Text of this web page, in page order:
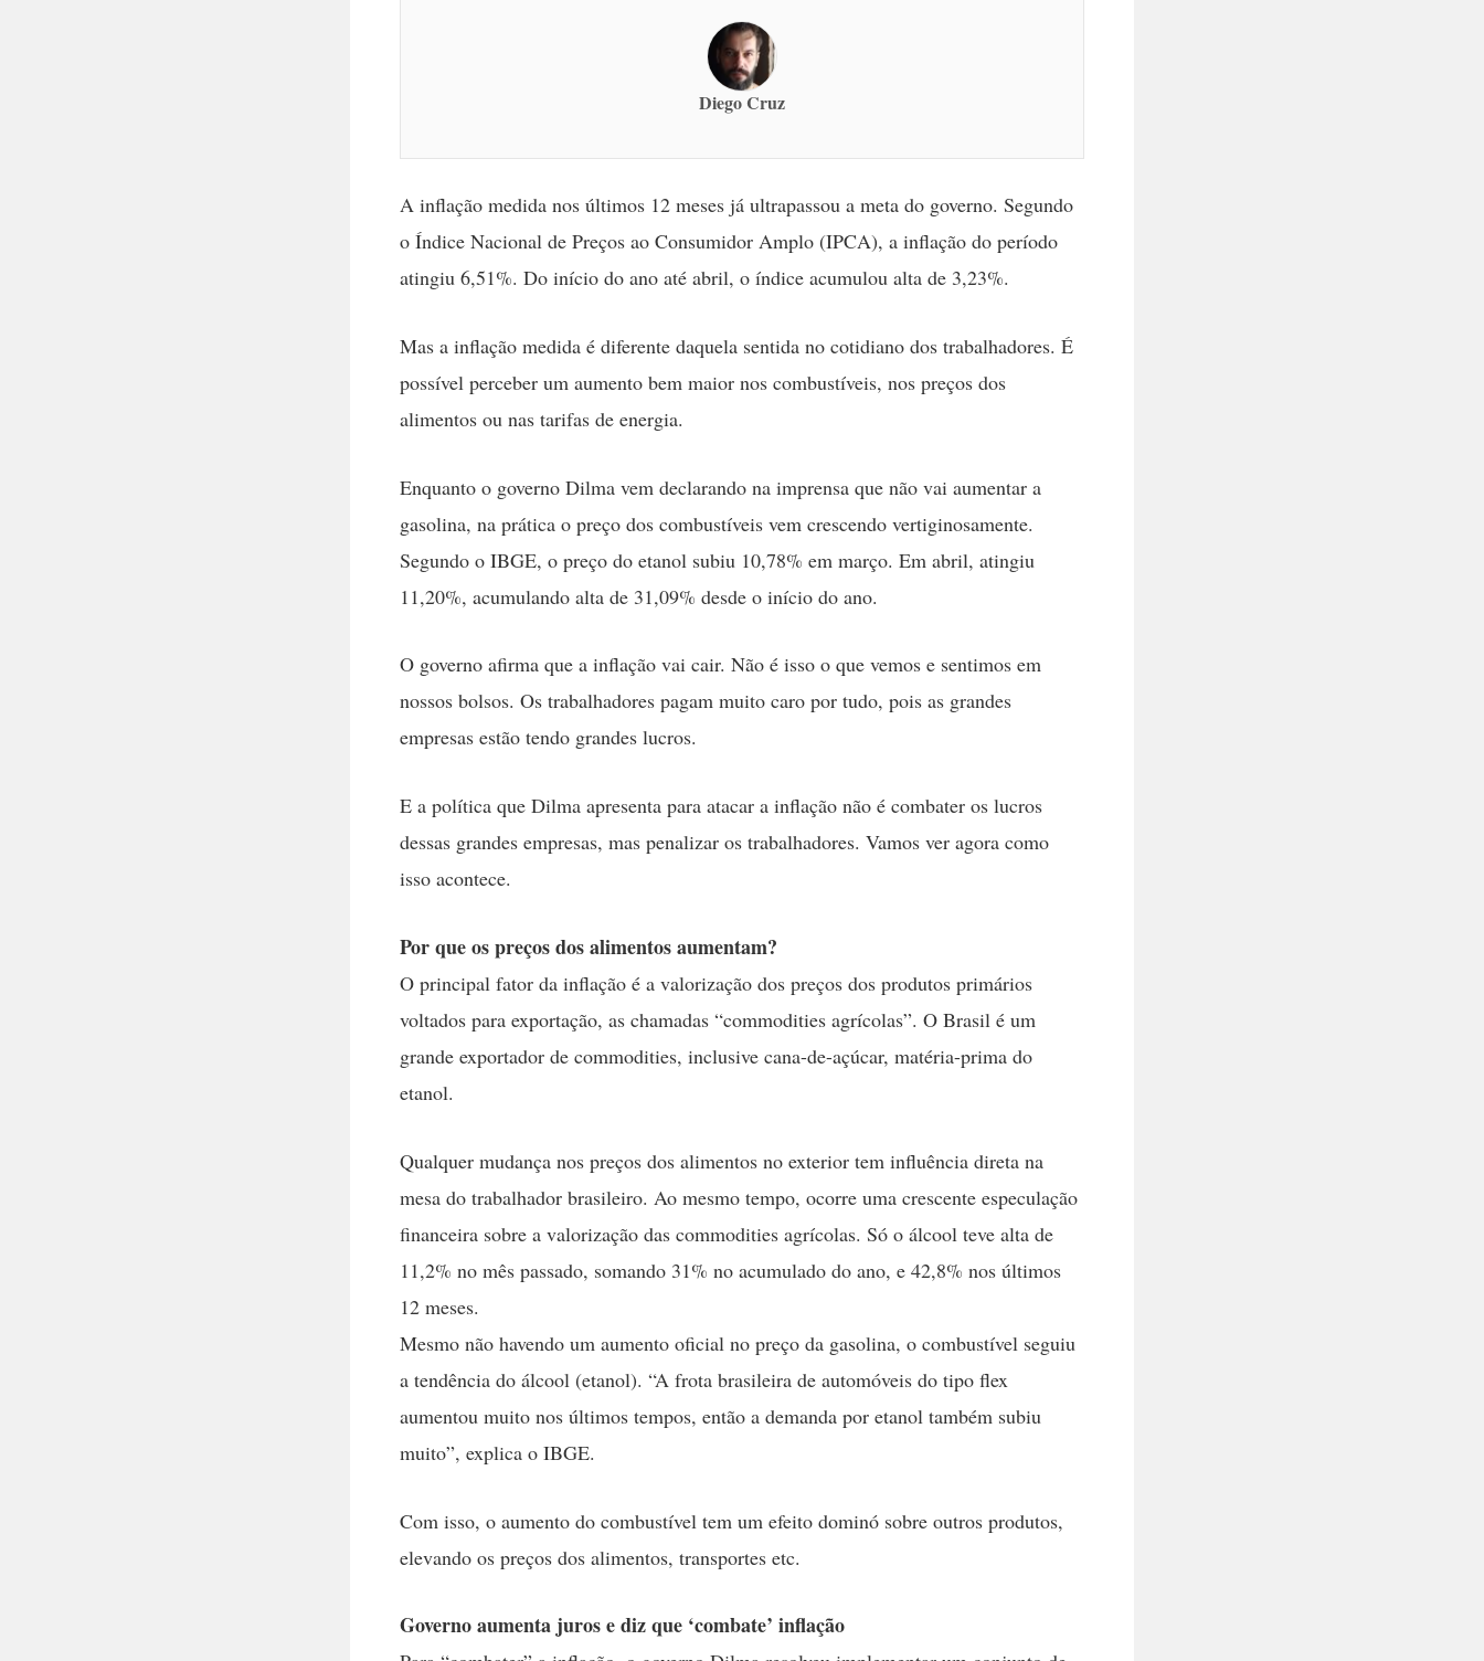
Diego Cruz
A inflação medida nos últimos 12 meses já ultrapassou a meta do governo. Segundo
o Índice Nacional de Preços ao Consumidor Amplo (IPCA), a inflação do período
atingiu 6,51%. Do início do ano até abril, o índice acumulou alta de 3,23%.
Mas a inflação medida é diferente daquela sentida no cotidiano dos trabalhadores. É
possível perceber um aumento bem maior nos combustíveis, nos preços dos
alimentos ou nas tarifas de energia.
Enquanto o governo Dilma vem declarando na imprensa que não vai aumentar a
gasolina, na prática o preço dos combustíveis vem crescendo vertiginosamente.
Segundo o IBGE, o preço do etanol subiu 10,78% em março. Em abril, atingiu
11,20%, acumulando alta de 31,09% desde o início do ano.
O governo afirma que a inflação vai cair. Não é isso o que vemos e sentimos em
nossos bolsos. Os trabalhadores pagam muito caro por tudo, pois as grandes
empresas estão tendo grandes lucros.
E a política que Dilma apresenta para atacar a inflação não é combater os lucros
dessas grandes empresas, mas penalizar os trabalhadores. Vamos ver agora como
isso acontece.
Por que os preços dos alimentos aumentam?
O principal fator da inflação é a valorização dos preços dos produtos primários
voltados para exportação, as chamadas “commodities agrícolas”. O Brasil é um
grande exportador de commodities, inclusive cana-de-açúcar, matéria-prima do
etanol.
Qualquer mudança nos preços dos alimentos no exterior tem influência direta na
mesa do trabalhador brasileiro. Ao mesmo tempo, ocorre uma crescente especulação
financeira sobre a valorização das commodities agrícolas. Só o álcool teve alta de
11,2% no mês passado, somando 31% no acumulado do ano, e 42,8% nos últimos
12 meses.
Mesmo não havendo um aumento oficial no preço da gasolina, o combustível seguiu
a tendência do álcool (etanol). “A frota brasileira de automóveis do tipo flex
aumentou muito nos últimos tempos, então a demanda por etanol também subiu
muito”, explica o IBGE.
Com isso, o aumento do combustível tem um efeito dominó sobre outros produtos,
elevando os preços dos alimentos, transportes etc.
Governo aumenta juros e diz que ‘combate’ inflação